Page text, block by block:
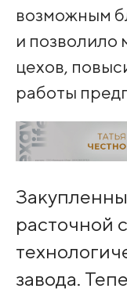
возможным
и позволило
цехов,
работы
расточной
завода.